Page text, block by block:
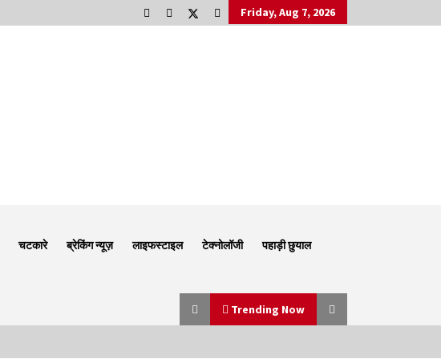
Friday, Aug 7, 2026
चटकारे ब्रेकिंग न्यूज़ लाइफस्टाइल टेक्नोलॉजी पहाड़ी छुयाल
Trending Now